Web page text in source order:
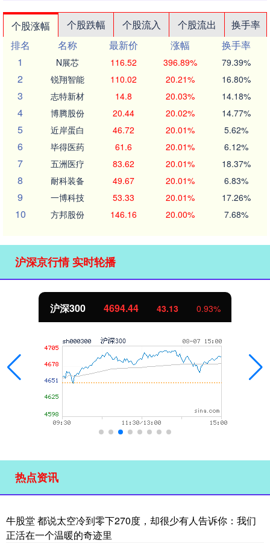
个股涨幅 个股跌幅 个股流入 个股流出
换手率
排名
名称 最新价 涨幅
换手率
1
N展芯 116.52 396.89% 79.39%
2 锐翔智能 110.02 20.21% 16.80%
3 志特新材 14.8 20.03% 14.18%
4 博腾股份 20.44 20.02% 14.77%
5 近岸蛋白 46.72 20.01% 5.62%
6 毕得医药 61.6 20.01% 6.12%
7 五洲医疗 83.62 20.01% 18.37%
8 耐科装备 49.67 20.01% 6.83%
9 一博科技 53.33 20.01% 17.26%
10 方邦股份 146.16 20.00% 7.68%
沪深京行情 实时轮播
北证50 1134.24 11.37 1.01%
热点资讯
牛股堂 都说太空冷到零下270度，却很少有人告诉你：我们
正活在一个温暖的奇迹里